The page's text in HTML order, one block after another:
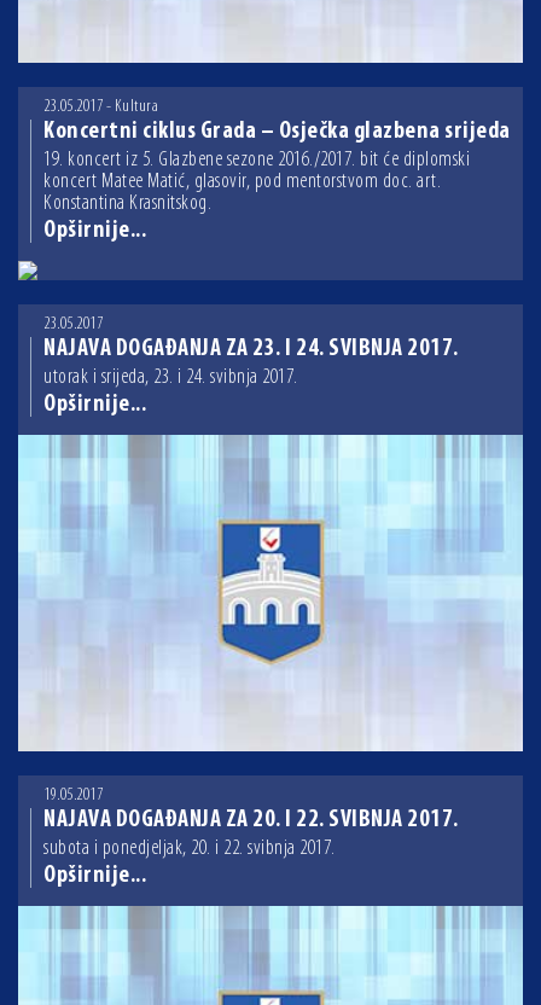
23.05.2017 - Kultura
Koncertni ciklus Grada – Osječka glazbena srijeda
19. koncert iz 5. Glazbene sezone 2016./2017. bit će diplomski
koncert Matee Matić, glasovir, pod mentorstvom doc. art.
Konstantina Krasnitskog.
Opširnije...
23.05.2017
NAJAVA DOGAĐANJA ZA 23. I 24. SVIBNJA 2017.
utorak i srijeda, 23. i 24. svibnja 2017.
Opširnije...
19.05.2017
NAJAVA DOGAĐANJA ZA 20. I 22. SVIBNJA 2017.
subota i ponedjeljak, 20. i 22. svibnja 2017.
Opširnije...